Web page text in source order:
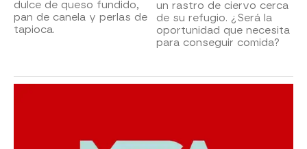
dulce de queso fundido,
pan de canela y perlas de
tapioca.
un rastro de ciervo cerca
de su refugio. ¿Será la
oportunidad que necesita
para conseguir comida?